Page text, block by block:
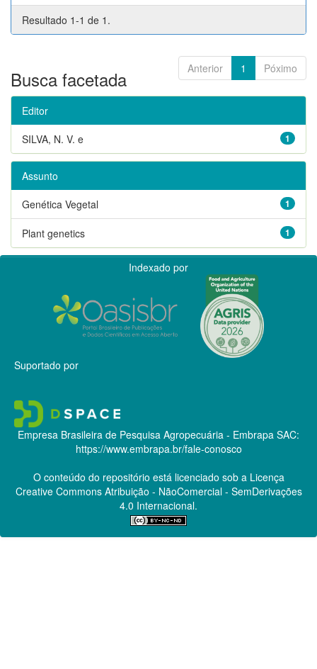
Resultado 1-1 de 1.
Anterior 1 Póximo
Busca facetada
Editor
1
SILVA, N. V. e
Assunto
1
Genética Vegetal
1
Plant genetics
Indexado por
Suportado por
Empresa Brasileira de Pesquisa Agropecuária - Embrapa SAC:
https://www.embrapa.br/fale-conosco
O conteúdo do repositório está licenciado sob a Licença
Creative CommonsAtribuição - NãoComercial - SemDerivações
4.0 Internacional.